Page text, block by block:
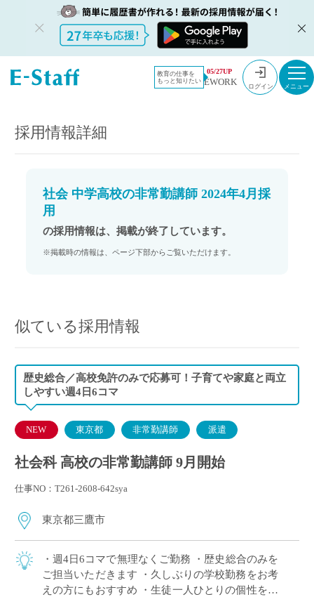
教育の仕事を
もっと知りたい
05/27UP
EWORK ログイン
教員採用情
報のイー・
採用情報
社会 中学高校の非常勤講師 2024年4月採用
採用情報詳細
社会 中学高校の非常勤講師 2024年4月採
用
の採用情報は、掲載が終了しています。
※掲載時の情報は、ページ下部からご覧いただけます。
似ている採用情報
歴史総合／高校免許のみで応募可！子育てや家庭と両立
しやすい週4日6コマ
NEW 東京都 非常勤講師 派遣
社会科 高校の非常勤講師 9月開始
仕事NO：T261-2608-642sya
東京都三鷹市
・週4日6コマで無理なくご勤務 ・歴史総合のみを
ご担当いただきます ・久しぶりの学校勤務をお考
えの方にもおすすめ ・生徒一人ひとりの個性を大